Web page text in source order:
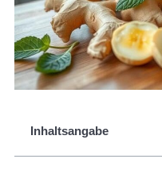
Inhaltsangabe